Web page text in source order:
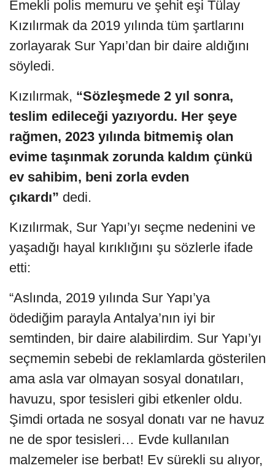
Emekli polis memuru ve şehit eşi Tülay
Kızılırmak da 2019 yılında tüm şartlarını
zorlayarak Sur Yapı’dan bir daire aldığını
söyledi.
Kızılırmak, “Sözleşmede 2 yıl sonra,
teslim edileceği yazıyordu. Her şeye
rağmen, 2023 yılında bitmemiş olan
evime taşınmak zorunda kaldım çünkü
ev sahibim, beni zorla evden
çıkardı” dedi.
Kızılırmak, Sur Yapı’yı seçme nedenini ve
yaşadığı hayal kırıklığını şu sözlerle ifade
etti:
“Aslında, 2019 yılında Sur Yapı’ya
ödediğim parayla Antalya’nın iyi bir
semtinden, bir daire alabilirdim. Sur Yapı’yı
seçmemin sebebi de reklamlarda gösterilen
ama asla var olmayan sosyal donatıları,
havuzu, spor tesisleri gibi etkenler oldu.
Şimdi ortada ne sosyal donatı var ne havuz
ne de spor tesisleri… Evde kullanılan
malzemeler ise berbat! Ev sürekli su alıyor,